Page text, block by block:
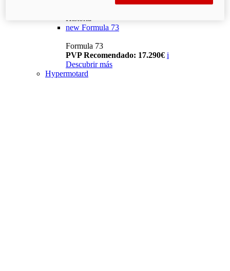
Historia
new Formula 73
Formula 73
PVP Recomendado: 17.290€ i
Descubrir más
Hypermotard